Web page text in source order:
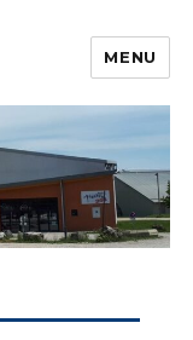
MENU